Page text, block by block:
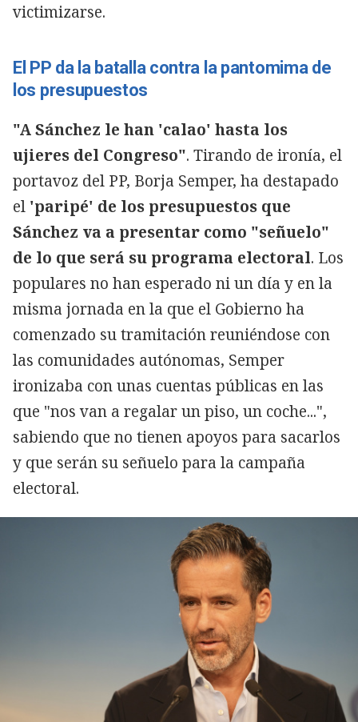
victimizarse.
El PP da la batalla contra la pantomima de
los presupuestos
"A Sánchez le han 'calao' hasta los
ujieres del Congreso". Tirando de ironía, el
portavoz del PP, Borja Semper, ha destapado
el 'paripé' de los presupuestos que
Sánchez va a presentar como "señuelo"
de lo que será su programa electoral. Los
populares no han esperado ni un día y en la
misma jornada en la que el Gobierno ha
comenzado su tramitación reuniéndose con
las comunidades autónomas, Semper
ironizaba con unas cuentas públicas en las
que "nos van a regalar un piso, un coche...",
sabiendo que no tienen apoyos para sacarlos
y que serán su señuelo para la campaña
electoral.